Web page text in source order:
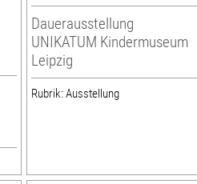
Dauerausstellung
UNIKATUM Kindermuseum
Leipzig
Rubrik: Ausstellung